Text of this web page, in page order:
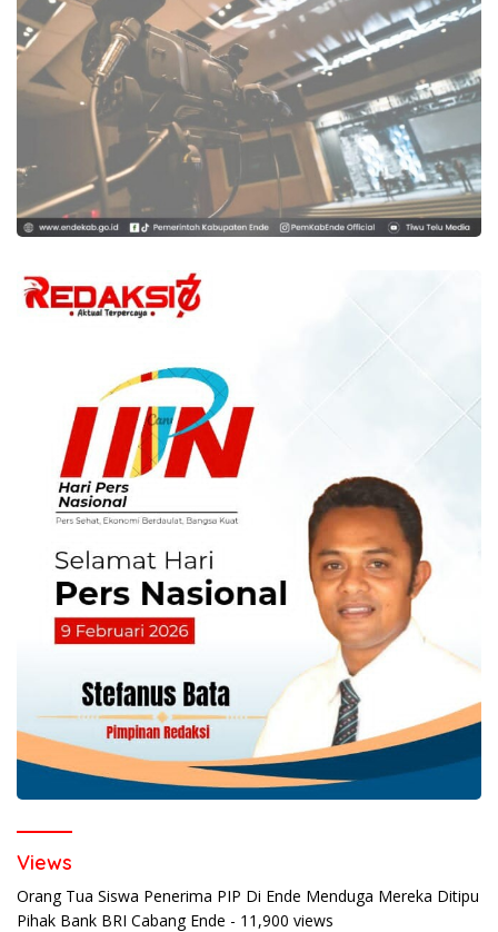
Views
Orang Tua Siswa Penerima PIP Di Ende Menduga Mereka Ditipu
Pihak Bank BRI Cabang Ende - 11,900 views